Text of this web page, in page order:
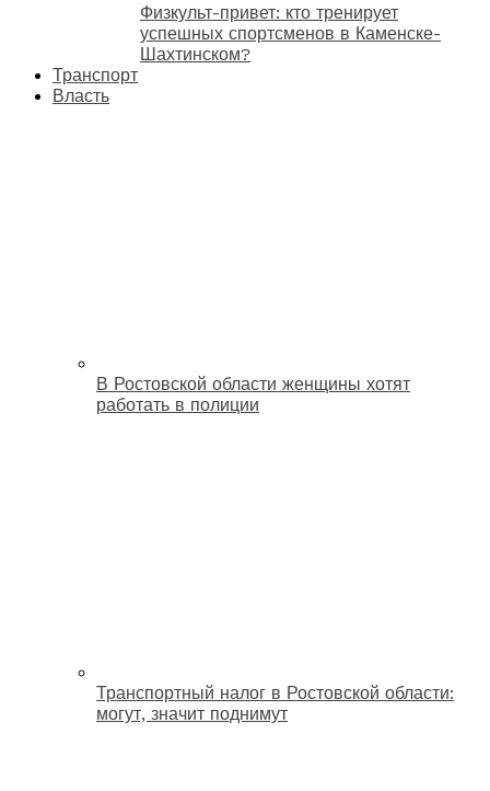
Физкульт-привет: кто тренирует
успешных спортсменов в Каменске-
Шахтинском?
Транспорт
Власть
В Ростовской области женщины хотят
работать в полиции
Транспортный налог в Ростовской области:
могут, значит поднимут